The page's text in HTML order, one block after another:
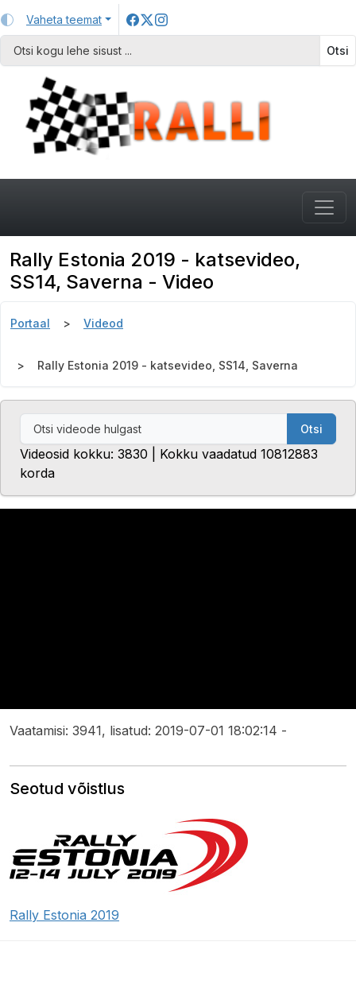
Vaheta teemat
Otsi
Rally Estonia 2019 - katsevideo,
SS14, Saverna - Video
Portaal Videod
Rally Estonia 2019 - katsevideo, SS14, Saverna
Otsi
Videosid kokku: 3830 | Kokku vaadatud 10812883
korda
Vaatamisi: 3941, lisatud: 2019-07-01 18:02:14 -
Seotud võistlus
Rally Estonia 2019